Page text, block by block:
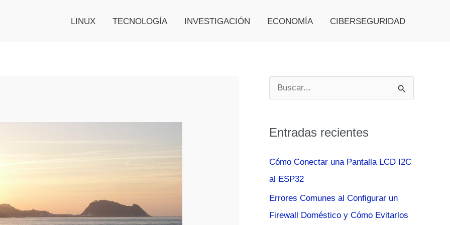
LINUX TECNOLOGÍA INVESTIGACIÓN ECONOMÍA CIBERSEGURIDAD
u
c
o
r
Entradas recientes
Cómo Conectar una Pantalla LCD I2C
al ESP32
Errores Comunes al Configurar un
Firewall Doméstico y Cómo Evitarlos